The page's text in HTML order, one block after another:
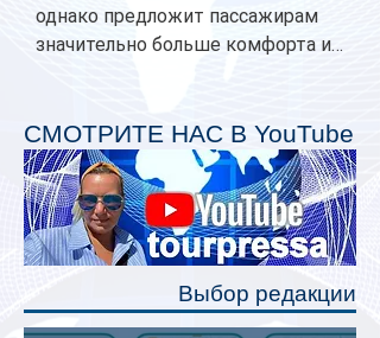
однако предложит пассажирам
значительно больше комфорта и
планируется начать в 2027 году.
Одним из главных нововведений
станут индивидуальные шторки у
каждого спального места. Они
позволят пассажирам закрыть свою
полку во время сна или отдыха,
СМОТРИТЕ НАС В YouTube
Выбор редакции